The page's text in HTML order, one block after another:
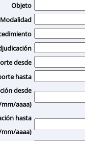
Objeto
Modalidad
desde
hasta
desde
aaaa)
hasta
aaaa)